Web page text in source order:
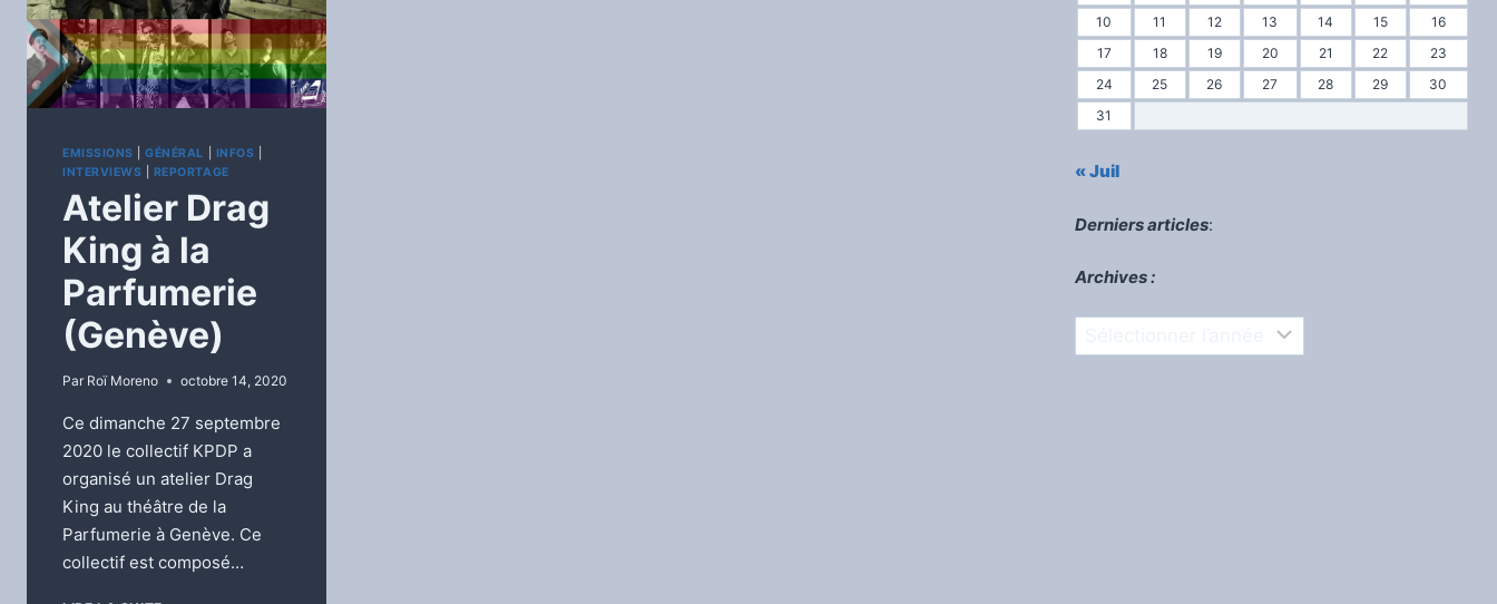
EMISSIONS |GÉNÉRAL INFOS
INTERVIEWS
REPORTAGE
Atelier Drag
King à la
Parfumerie
(Genève)
Par Roï Moreno octobre 14, 2020
Ce dimanche 27 septembre
2020 le collectif KPDP a
organisé un atelier Drag
King au théâtre de la
Parfumerie à Genève. Ce
collectif est composé…
10
11 12 13 14 15
16
17
18 19 20 21 22
23
24
25 26 27 28 29
30
31
« Juil
Derniers articles:
Archives :